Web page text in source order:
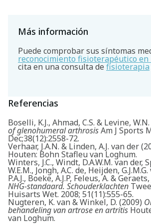
Más información
Puede comprobar sus síntomas
reconocimiento fisioterapéutico en
cita en una consulta de fisioterapia
Referencias
Boselli, K.J., Ahmad, C.S. & Levine,
of glenohumeral arthrosisAm J Sports
Dec;38(12):2558-72.
Verhaar, J.A.N. & Linden, A.J. van der
Houten: Bohn Stafleu van Loghum.
Winters, J.C., Windt, D.A.W.M. van der,
W.E.M., Jongh, A.C. de, Heijden,
P.A.J., Boeke, A.J.P, Feleus, A. & Geraets,
NHG-standaard. Schouderklachten
Huisarts Wet. 2008; 51(11):555-65.
Nugteren, K. van & Winkel, D. (2009)
behandeling van artrose en artritis
van Loghum.